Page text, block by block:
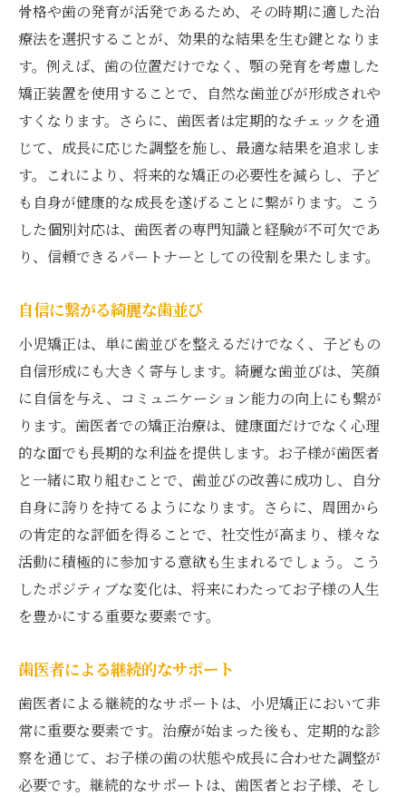
骨格や歯の発育が活発であるため、その時期に適した治
療法を選択することが、効果的な結果を生む鍵となりま
す。例えば、歯の位置だけでなく、顎の発育を考慮した
矯正装置を使用することで、自然な歯並びが形成されや
すくなります。さらに、歯医者は定期的なチェックを通
じて、成長に応じた調整を施し、最適な結果を追求しま
す。これにより、将来的な矯正の必要性を減らし、子ど
も自身が健康的な成長を遂げることに繋がります。こう
した個別対応は、歯医者の専門知識と経験が不可欠であ
り、信頼できるパートナーとしての役割を果たします。
自信に繋がる綺麗な歯並び
小児矯正は、単に歯並びを整えるだけでなく、子どもの
自信形成にも大きく寄与します。綺麗な歯並びは、笑顔
に自信を与え、コミュニケーション能力の向上にも繋が
ります。歯医者での矯正治療は、健康面だけでなく心理
的な面でも長期的な利益を提供します。お子様が歯医者
と一緒に取り組むことで、歯並びの改善に成功し、自分
自身に誇りを持てるようになります。さらに、周囲から
の肯定的な評価を得ることで、社交性が高まり、様々な
活動に積極的に参加する意欲も生まれるでしょう。こう
したポジティブな変化は、将来にわたってお子様の人生
を豊かにする重要な要素です。
歯医者による継続的なサポート
歯医者による継続的なサポートは、小児矯正において非
常に重要な要素です。治療が始まった後も、定期的な診
察を通じて、お子様の歯の状態や成長に合わせた調整が
必要です。継続的なサポートは、歯医者とお子様、そし